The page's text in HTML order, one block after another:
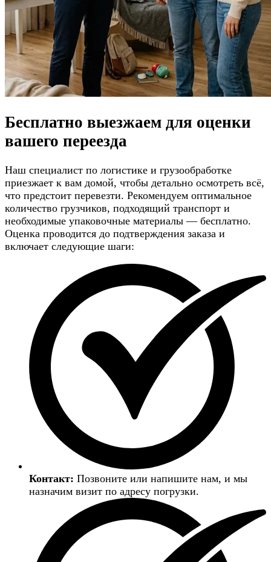
Бесплатно выезжаем для оценки
вашего переезда
Наш специалист по логистике и грузообработке
приезжает к вам домой, чтобы детально осмотреть всё,
что предстоит перевезти. Рекомендуем оптимальное
количество грузчиков, подходящий транспорт и
необходимые упаковочные материалы — бесплатно.
Оценка проводится до подтверждения заказа и
включает следующие шаги:
Контакт: Позвоните или напишите нам, и мы
назначим визит по адресу погрузки.